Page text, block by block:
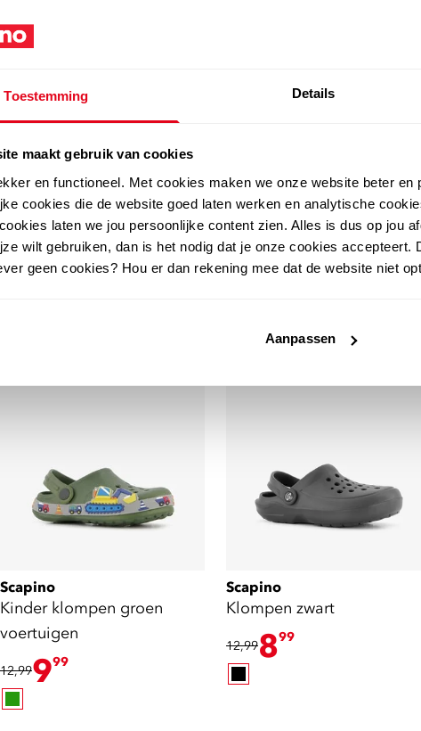
Toestemming Details
maakt gebruik van cookies
en functioneel. Met cookies maken we onze website beter en
cookies die de website goed laten werken en analytische
laten we jou persoonlijke content zien. Alles is dus op jou
wilt gebruiken, dan is het nodig dat je onze cookies accepteert.
geen cookies? Hou er dan rekening mee dat de website niet
Aanpassen
sport merken
Scapino
Kinder klompen groen
voertuigen
12,99999
Scapino
Klompen zwart
12,99899